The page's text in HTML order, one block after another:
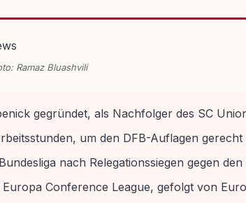
Ramaz Bluashvili
gegründet, als Nachfolger des SC
um den DFB-Auflagen
nach Relegationssiegen gegen
Conference League, gefolgt von